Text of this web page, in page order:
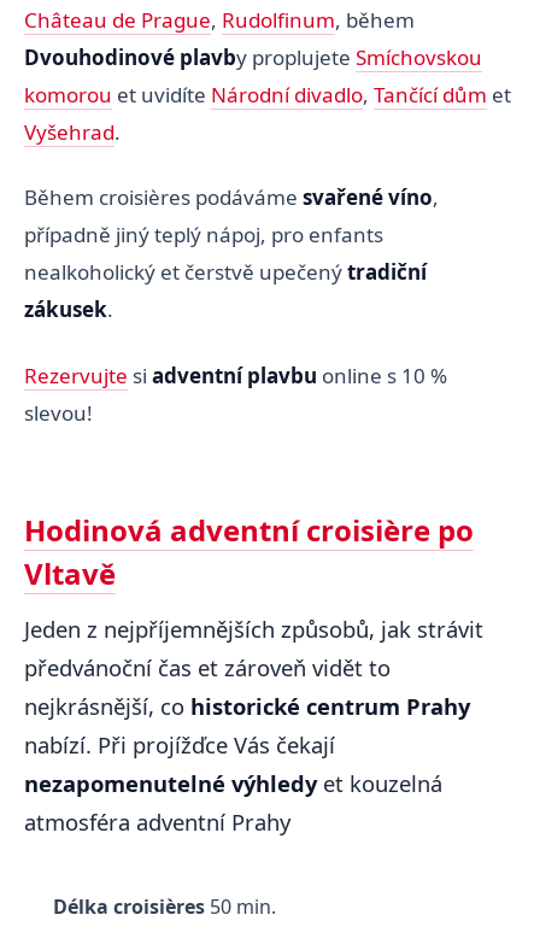
Château de Prague, Rudolfinum, během
Dvouhodinové plavby proplujete Smíchovskou
komorou et uvidíte Národní divadlo, Tančící dům et
Vyšehrad.
Během croisières podáváme svařené víno,
případně jiný teplý nápoj, pro enfants
nealkoholický et čerstvě upečenýtradiční
zákusek.
Rezervujte si adventní plavbu online s 10 %
slevou!
Hodinová adventní croisière po
Vltavě
Jeden z nejpříjemnějších způsobů, jak strávit
předvánoční čas et zároveň vidět to
nejkrásnější, co historické centrum Prahy
nabízí. Při projížďce Vás čekají
nezapomenutelné výhledyet kouzelná
atmosféra adventní Prahy
Délka croisières 50 min.